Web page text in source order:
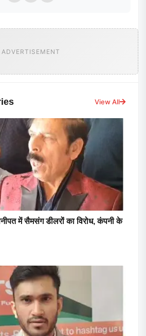
ADVERTISEMENT
View All
में सैमसंग डीलरों का विरोध, कंपनी के